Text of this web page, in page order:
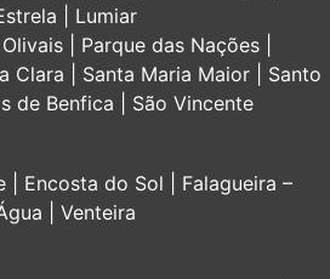
| Lumiar
| Parque das Nações |
Clara | Santa Maria Maior | Santo
de Benfica | São Vincente
| Encosta do Sol | Falagueira –
| Venteira